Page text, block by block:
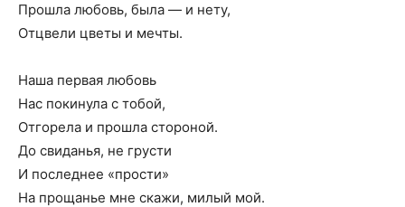
Прошла любовь, была — и нету,
Отцвели цветы и мечты.
Наша первая любовь
Нас покинула с тобой,
Отгорела и прошла стороной.
До свиданья, не грусти
И последнее «прости»
На прощанье мне скажи, милый мой.